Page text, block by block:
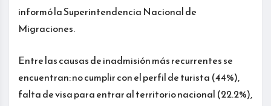
informó la Superintendencia Nacional de
Migraciones.
Entre las causas de inadmisión más recurrentes se
encuentran: no cumplir con el perfil de turista (44%),
falta de visa para entrar al territorio nacional (22.2%),